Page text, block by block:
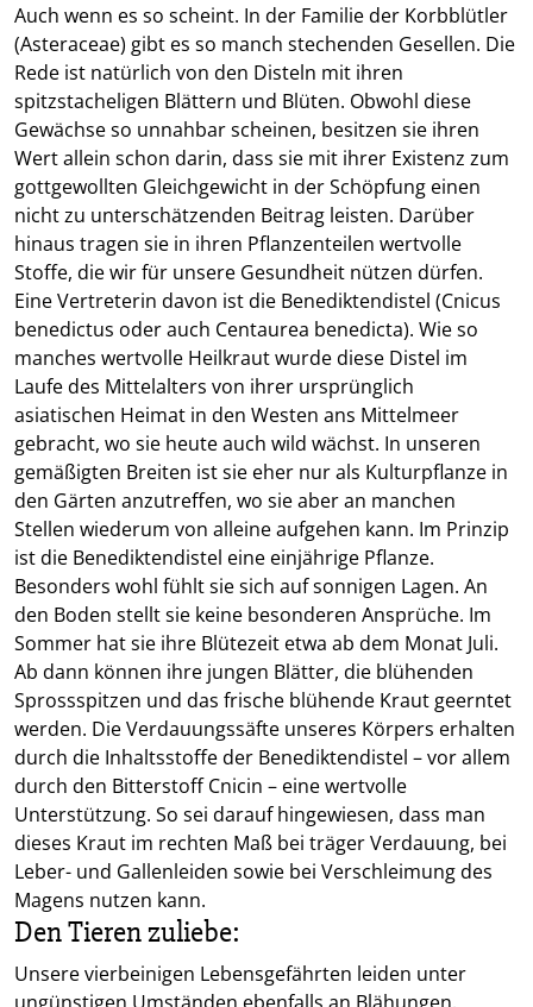
Auch wenn es so scheint. In der Familie der Korbblütler
(Asteraceae) gibt es so manch stechenden Gesellen. Die
Rede ist natürlich von den Disteln mit ihren
spitzstacheligen Blättern und Blüten. Obwohl diese
Gewächse so unnahbar scheinen, besitzen sie ihren
Wert allein schon darin, dass sie mit ihrer Existenz zum
gottgewollten Gleichgewicht in der Schöpfung einen
nicht zu unterschätzenden Beitrag leisten. Darüber
hinaus tragen sie in ihren Pflanzenteilen wertvolle
Stoffe, die wir für unsere Gesundheit nützen dürfen.
Eine Vertreterin davon ist die Benediktendistel (Cnicus
benedictus oder auch Centaurea benedicta). Wie so
manches wertvolle Heilkraut wurde diese Distel im
Laufe des Mittelalters von ihrer ursprünglich
asiatischen Heimat in den Westen ans Mittelmeer
gebracht, wo sie heute auch wild wächst. In unseren
gemäßigten Breiten ist sie eher nur als Kulturpflanze in
den Gärten anzutreffen, wo sie aber an manchen
Stellen wiederum von alleine aufgehen kann. Im Prinzip
ist die Benediktendistel eine einjährige Pflanze.
Besonders wohl fühlt sie sich auf sonnigen Lagen. An
den Boden stellt sie keine besonderen Ansprüche. Im
Sommer hat sie ihre Blütezeit etwa ab dem Monat Juli.
Ab dann können ihre jungen Blätter, die blühenden
Sprossspitzen und das frische blühende Kraut geerntet
werden. Die Verdauungssäfte unseres Körpers erhalten
durch die Inhaltsstoffe der Benediktendistel – vor allem
durch den Bitterstoff Cnicin – eine wertvolle
Unterstützung. So sei darauf hingewiesen, dass man
dieses Kraut im rechten Maß bei träger Verdauung, bei
Leber- und Gallenleiden sowie bei Verschleimung des
Magens nutzen kann.
Den Tieren zuliebe:
Unsere vierbeinigen Lebensgefährten leiden unter